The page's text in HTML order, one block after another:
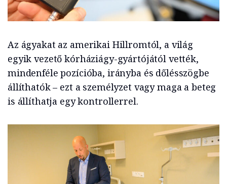
Az ágyakat az amerikai Hillromtól, a világ
egyik vezető kórháziágy-gyártójától vették,
mindenféle pozícióba, irányba és dőlésszögbe
állíthatók – ezt a személyzet vagy maga a beteg
is állíthatja egy kontrollerrel.